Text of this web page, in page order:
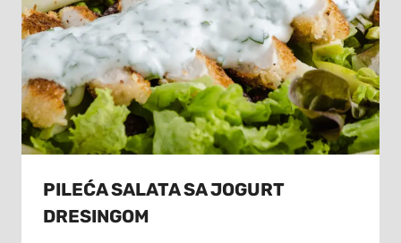
PILEĆA SALATA SA JOGURT
DRESINGOM